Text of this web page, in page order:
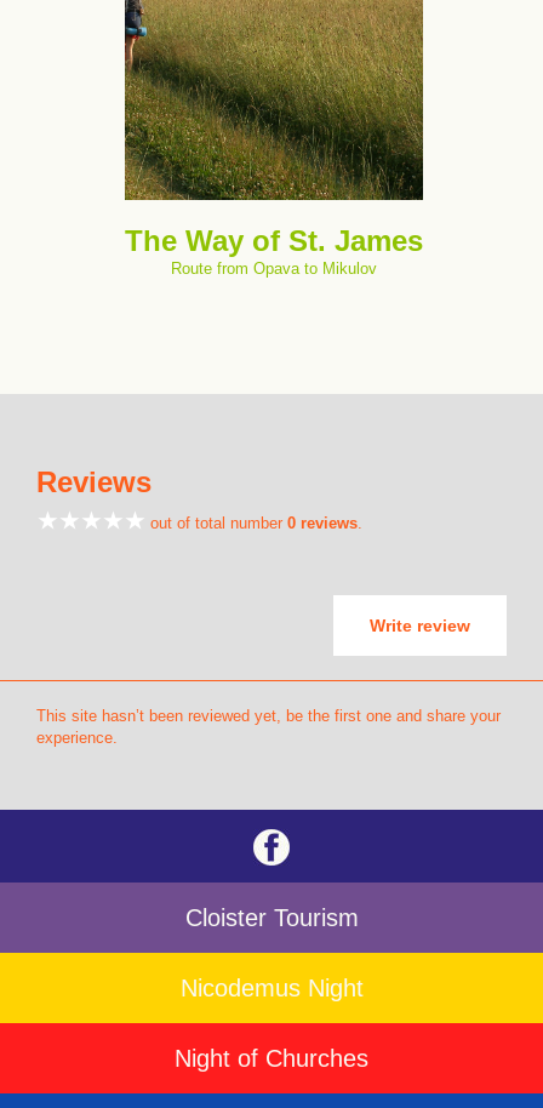
The Way of St. James
Route from Opava to Mikulov
Reviews
out of total number 0 reviews.
Write review
This site hasn’t been reviewed yet, be the first one and share your
experience.
Cloister Tourism
Nicodemus Night
Night of Churches